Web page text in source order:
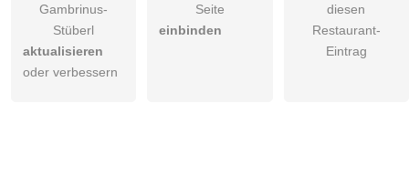
Gambrinus-
Stüberl
aktualisieren
oder verbessern
Seite
einbinden
diesen
Restaurant-
Eintrag